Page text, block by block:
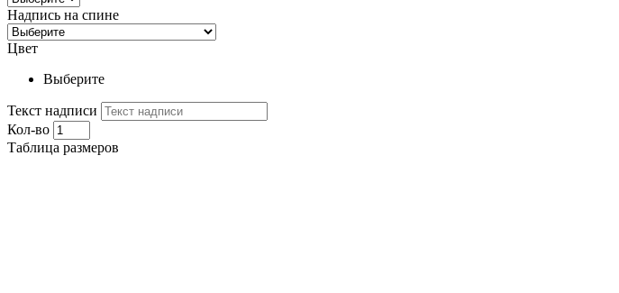
Надпись на спине
Цвет
Выберите
Текст надписи
Кол-во
Таблица размеров